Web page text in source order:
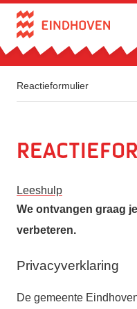
Direct naar de inhoud
Reactieformulier
Leeshulp
We ontvangen graag
verbeteren.
Privacyverklaring
De gemeente